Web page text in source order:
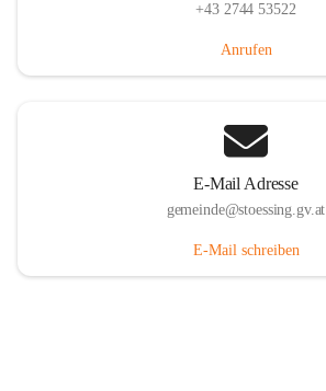
+43 2744 53522
Anrufen
E-Mail Adresse
gemeinde@stoessing.gv.at
E-Mail schreiben